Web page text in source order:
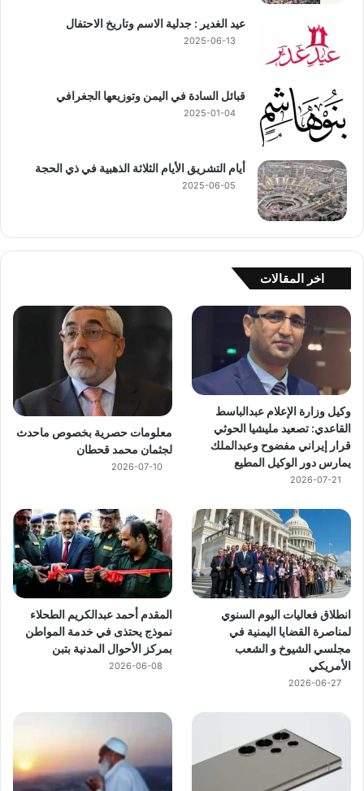
عيد الغدير : جدلية الاسم وتاريخ الاحتفال
2025-06-13
قبائل السادة في اليمن وتوزيعها الجغرافي
2025-01-04
أيام التشريق الأيام الثلاثة الذهبية في ذي الحجة
2025-06-05
اخر المقالات
وكيل وزارة الإعلام عبدالباسط
القاعدي: تصعيد مليشيا الحوثي
قرار إيراني مفضوح وعبدالملك
يمارس دور الوكيل المطيع
2026-07-21
معلومات حصرية بخصوص ماحدث
لجثمان محمد قحطان
2026-07-10
انطلاق فعاليات اليوم السنوي
لمناصرة القضايا اليمنية في
مجلسي الشيوخ و الشعب
الأمريكي
2026-06-27
المقدم أحمد عبدالكريم الطحلاء
نموذج يحتذى في خدمة المواطن
بمركز الأحوال المدنية بتبن
2026-06-08